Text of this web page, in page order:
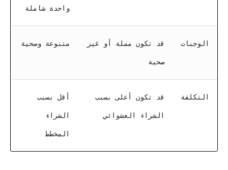
واحدة شاملة
الوجبات قد تكون مملة أو غير
صحية
متنوعة وصحية
التكلفة قد تكون أعلى بسبب
الشراء العشوائي
أقل بسبب
الشراء
المخطط